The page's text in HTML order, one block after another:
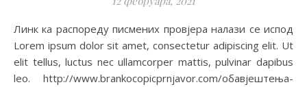
Линк ка распореду писмених провјера налази се испод
Lorem ipsum dolor sit amet, consectetur adipiscing elit. Ut
elit tellus, luctus nec ullamcorper mattis, pulvinar dapibus
leo. http://www.brankocopicprnjavor.com/обавјештења-